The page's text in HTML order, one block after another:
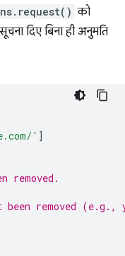
को
दिए बिना ही अनुमति
' ]
removed.
been removed (e.g.,